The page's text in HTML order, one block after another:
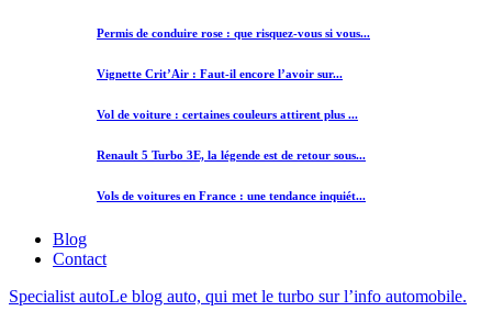
Permis de conduire rose : que risquez-vous si vous...
Vignette Crit’Air : Faut-il encore l’avoir sur...
Vol de voiture : certaines couleurs attirent plus ...
Renault 5 Turbo 3E, la légende est de retour sous...
Vols de voitures en France : une tendance inquiét...
Blog
Contact
Specialist autoLe blog auto, qui met le turbo sur l’info automobile.